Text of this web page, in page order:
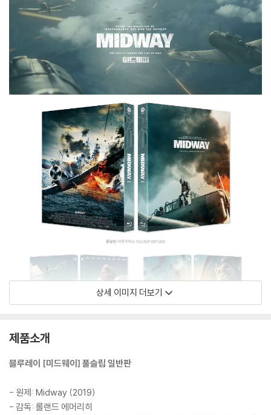
상세 이미지 더보기
제품소개
블루레이 [미드웨이] 풀슬립 일반판
- 원제: Midway (2019)
- 감독: 롤랜드 에머리히